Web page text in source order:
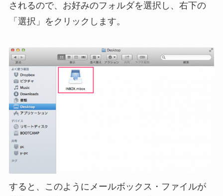
されるので、お好みのフォルダを選択し、右下の
「選択」をクリックします。
すると、このようにメールボックス・ファイルが